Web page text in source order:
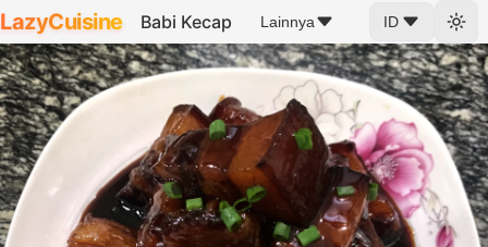
LazyCuisine Babi Kecap Lainnya ID